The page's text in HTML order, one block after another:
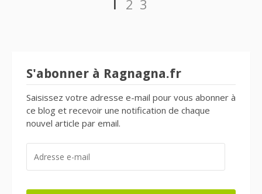
2 3
S'abonner à Ragnagna.fr
Saisissez votre adresse e-mail pour vous abonner à
ce blog et recevoir une notification de chaque
nouvel article par email.
MAIL